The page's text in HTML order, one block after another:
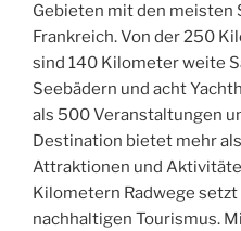
Gebieten mit den meisten
Frankreich. Von der 250
sind 140 Kilometer weite
Seebädern und acht
als 500 Veranstaltungen
Destination bietet mehr
Attraktionen und
Kilometern Radwege
nachhaltigen Tourismus.